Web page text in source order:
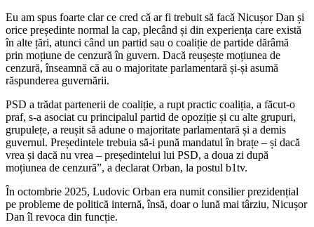
Eu am spus foarte clar ce cred că ar fi trebuit să facă Nicușor Dan și
orice președinte normal la cap, plecând și din experiența care există
în alte țări, atunci când un partid sau o coaliție de partide dărâmă
prin moțiune de cenzură în guvern. Dacă reușește moțiunea de
cenzură, înseamnă că au o majoritate parlamentară și-și asumă
răspunderea guvernării.
PSD a trădat partenerii de coaliție, a rupt practic coaliția, a făcut-o
praf, s-a asociat cu principalul partid de opoziție și cu alte grupuri,
grupulețe, a reușit să adune o majoritate parlamentară și a demis
guvernul. Președintele trebuia să-i pună mandatul în brațe – și dacă
vrea și dacă nu vrea – președintelui lui PSD, a doua zi după
moțiunea de cenzură”, a declarat Orban, la postul b1tv.
În octombrie 2025, Ludovic Orban era numit consilier prezidențial
pe probleme de politică internă, însă, doar o lună mai târziu, Nicușor
Dan îl revoca din funcție.